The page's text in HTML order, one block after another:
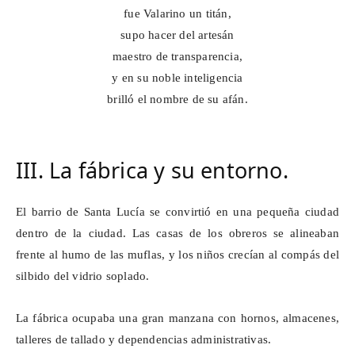
fueValarino un titán,
supo hacer delartesán
maestro de transparencia,
y en su noble inteligencia
brilló el nombre de su afán.
III. La fábrica y su entorno.
El barrio de Santa Lucía se convirtió en una pequeña ciudad
dentro de la ciudad. Las casas de los obreros se alineaban
frente al humo de las muflas, y los niños crecían al compás del
silbido del vidrio soplado.
La fábrica ocupaba una gran manzana con hornos, almacenes,
talleres de tallado y dependencias administrativas.